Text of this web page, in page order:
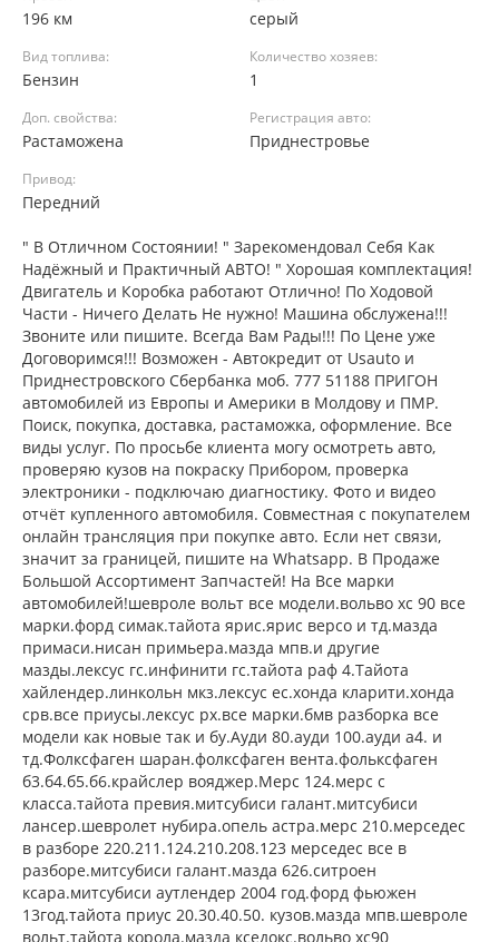
196 км серый
Вид топлива:
Бензин
Количество хозяев:
1
Доп. свойства:
Растаможена
Регистрация авто:
Приднестровье
Привод:
Передний
" В Отличном Состоянии! " Зарекомендовал Себя Как
Надёжный и Практичный АВТО! " Хорошая комплектация!
Двигатель и Коробка работают Отлично! По Ходовой
Части - Ничего Делать Не нужно! Машина обслужена!!!
Звоните или пишите. Всегда Вам Рады!!! По Цене уже
Договоримся!!! Возможен - Автокредит от Usauto и
Приднестровского Сбербанка моб. 777 51188 ПРИГОН
автомобилей из Европы и Америки в Молдову и ПМР.
Поиск, покупка, доставка, растаможка, оформление. Все
виды услуг. По просьбе клиента могу осмотреть авто,
проверяю кузов на покраску Прибором, проверка
электроники - подключаю диагностику. Фото и видео
отчёт купленного автомобиля. Совместная с покупателем
онлайн трансляция при покупке авто. Если нет связи,
значит за границей, пишите на Whatsapp. В Продаже
Большой Ассортимент Запчастей! На Все марки
автомобилей!шевроле вольт все модели.вольво хс 90 все
марки.форд симак.тайота ярис.ярис версо и тд.мазда
примаси.нисан примьера.мазда мпв.и другие
мазды.лексус гс.инфинити гс.тайота раф 4.Тайота
хайлендер.линкольн мкз.лексус ес.хонда кларити.хонда
срв.все приусы.лексус рх.все марки.бмв разборка все
модели как новые так и бу.Ауди 80.ауди 100.ауди а4. и
тд.Фолксфаген шаран.фолксфаген вента.фольксфаген
б3.б4.б5.б6.крайслер вояджер.Мерс 124.мерс с
класса.тайота превия.митсубиси галант.митсубиси
лансер.шевролет нубира.опель астра.мерс 210.мерседес
в разборе 220.211.124.210.208.123 мерседес все в
разборе.митсубиси галант.мазда 626.ситроен
ксара.митсубиси аутлендер 2004 год.форд фьюжен
13год.тайота приус 20.30.40.50. кузов.мазда мпв.шевроле
вольт.тайота корола.мазда кседокс.вольво хс90